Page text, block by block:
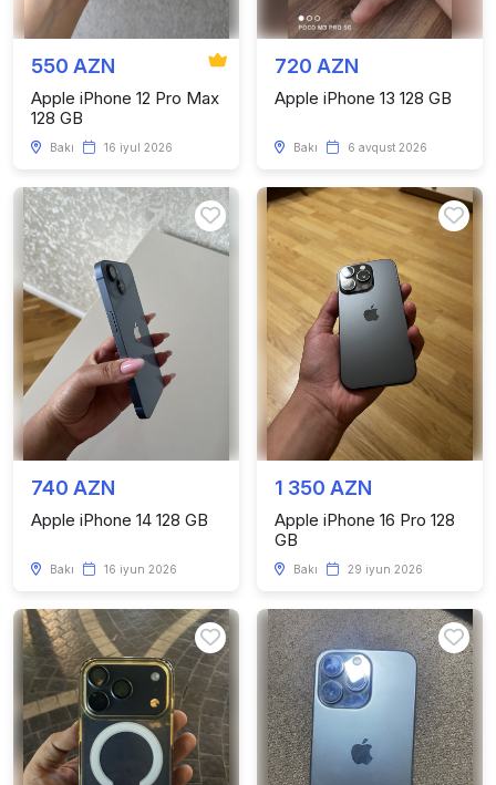
550 AZN
Apple iPhone 12 Pro Max
128 GB
Bakı 16 iyul 2026
720 AZN
Apple iPhone 13 128 GB
Bakı 6 avqust 2026
740 AZN
Apple iPhone 14 128 GB
Bakı 16 iyun 2026
1 350 AZN
Apple iPhone 16 Pro 128
GB
Bakı 29 iyun 2026